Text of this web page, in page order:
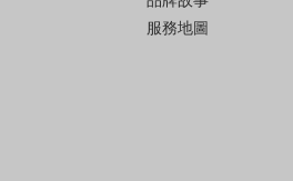
服務地圖